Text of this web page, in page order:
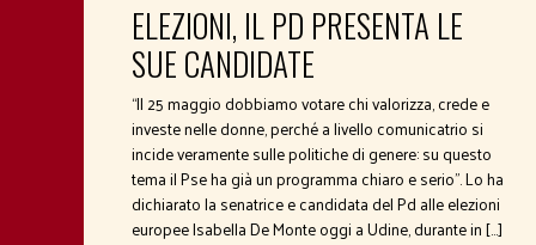
ELEZIONI, IL PD PRESENTA LE
SUE CANDIDATE
“Il 25 maggio dobbiamo votare chi valorizza, crede e
investe nelle donne, perché a livello comunicatrio si
incide veramente sulle politiche di genere: su questo
tema il Pse ha già un programma chiaro e serio”. Lo ha
dichiarato la senatrice e candidata del Pd alle elezioni
europee Isabella De Monte oggi a Udine, durante in […]